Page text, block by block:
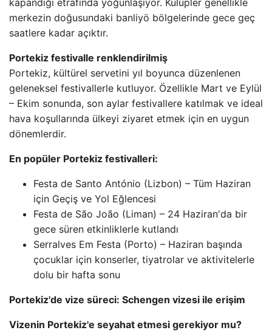
kapandığı etrafında yoğunlaşıyor. Kulüpler genellikle
merkezin doğusundaki banliyö bölgelerinde gece geç
saatlere kadar açıktır.
Portekiz festivalle renklendirilmiş
Portekiz, kültürel servetini yıl boyunca düzenlenen
geleneksel festivallerle kutluyor. Özellikle Mart ve Eylül
– Ekim sonunda, son aylar festivallere katılmak ve ideal
hava koşullarında ülkeyi ziyaret etmek için en uygun
dönemlerdir.
En popüler Portekiz festivalleri:
Festa de Santo António (Lizbon) – Tüm Haziran
için Geçiş ve Yol Eğlencesi
Festa de São João (Liman) – 24 Haziran'da bir
gece süren etkinliklerle kutlandı
Serralves Em Festa (Porto) – Haziran başında
çocuklar için konserler, tiyatrolar ve aktivitelerle
dolu bir hafta sonu
Portekiz'de vize süreci: Schengen vizesi ile erişim
Vizenin Portekiz'e seyahat etmesi gerekiyor mu?